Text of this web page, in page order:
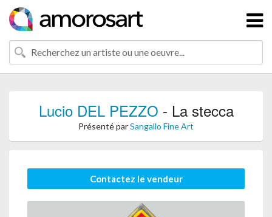
Lucio DEL PEZZO - La stecca
Présenté parSangallo Fine Art
Contactez le vendeur